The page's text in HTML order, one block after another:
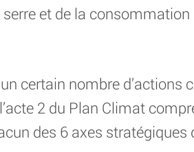
et de la consommation
certain nombre
2 du Plan Climat
des 6 axes stratégiques